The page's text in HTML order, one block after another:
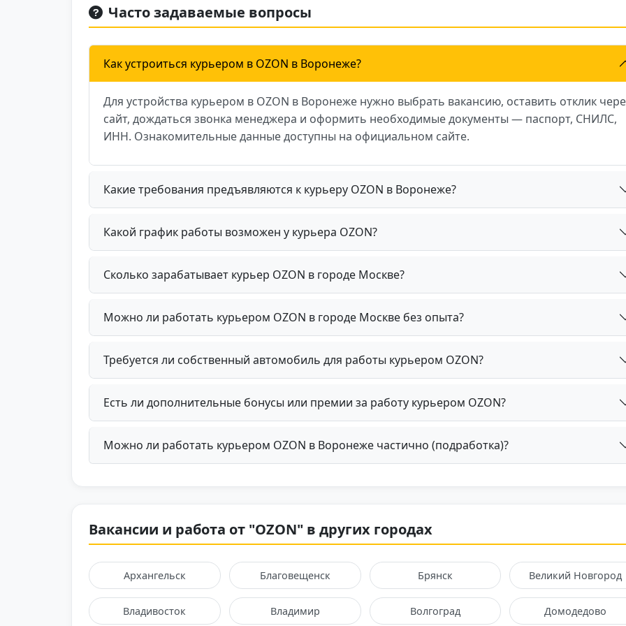
Часто задаваемые вопросы
Как устроиться курьером в OZON в Воронеже?
Для устройства курьером в OZON в Воронеже нужно выбрать вакансию, оставить отклик
сайт, дождаться звонка менеджера и оформить необходимые документы — паспорт, СНИЛС,
ИНН. Ознакомительные данные доступны на официальном сайте.
Какие требования предъявляются к курьеру OZON в Воронеже?
Какой график работы возможен у курьера OZON?
Сколько зарабатывает курьер OZON в городе Москве?
Можно ли работать курьером OZON в городе Москве без опыта?
Требуется ли собственный автомобиль для работы курьером OZON?
Есть ли дополнительные бонусы или премии за работу курьером OZON?
Можно ли работать курьером OZON в Воронеже частично (подработка)?
Вакансии и работа от "OZON" в других городах
Архангельск Благовещенск Брянск Великий Новгород
Владивосток Владимир Волгоград Домодедово